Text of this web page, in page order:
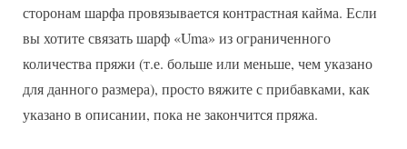
сторонам шарфа провязывается контрастная кайма. Если
вы хотите связать шарф «Uma» из ограниченного
количества пряжи (т.е. больше или меньше, чем указано
для данного размера), просто вяжите с прибавками, как
указано в описании, пока не закончится пряжа.